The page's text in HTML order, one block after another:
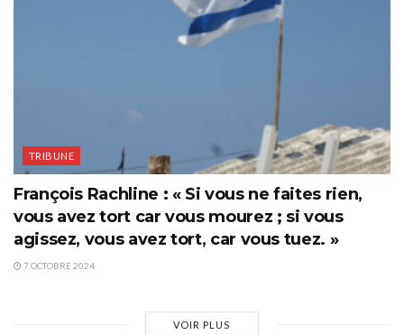
TRIBUNE
François Rachline : « Si vous ne faites rien,
vous avez tort car vous mourez ; si vous
agissez, vous avez tort, car vous tuez. »
7 OCTOBRE 2024
VOIR PLUS